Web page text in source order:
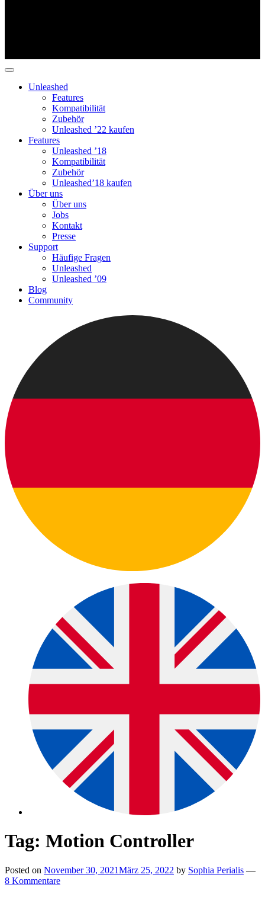
Unleashed
Features
Kompatibilität
Zubehör
Unleashed ’22 kaufen
Features
Unleashed ’18
Kompatibilität
Zubehör
Unleashed’18 kaufen
Über uns
Über uns
Jobs
Kontakt
Presse
Support
Häufige Fragen
Unleashed
Unleashed ’09
Blog
Community
Tag: Motion Controller
Posted on November 30, 2021März 25, 2022 by Sophia Perialis —
8 Kommentare